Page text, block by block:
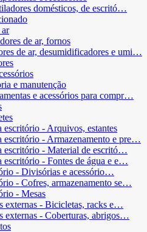
domésticos, de escritó…
de ar, fornos
de ar, desumidificadores e umi…
e manutenção
e acessórios para compr…
escritório - Arquivos, estantes
escritório - Armazenamento e pre…
escritório - Material de escritó…
escritório - Fontes de água e e…
- Divisórias e acessório…
- Cofres, armazenamento se…
- Mesas
externas - Bicicletas, racks e…
externas - Coberturas, abrigos…